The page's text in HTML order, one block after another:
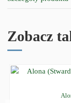
Zobacz